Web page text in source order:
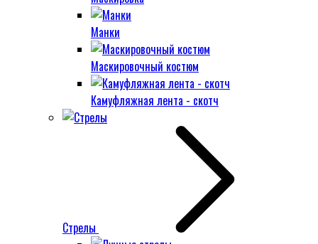
Манки
Маскировочный костюм
Камуфляжная лента - скотч
Стрелы